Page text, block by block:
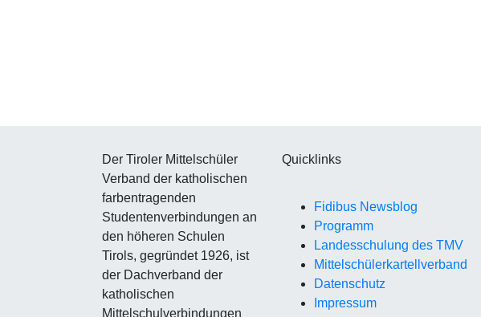
Der Tiroler Mittelschüler
Verband der katholischen
farbentragenden
Studentenverbindungen an
den höheren Schulen
Tirols, gegründet 1926, ist
der Dachverband der
katholischen
Mittelschulverbindungen
Quicklinks
Fidibus Newsblog
Programm
Landesschulung des TMV
Mittelschülerkartellverband
Datenschutz
Impressum